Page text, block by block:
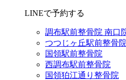
LINEで予約する
調布駅前整骨院 南口
つつじヶ丘駅前整骨院
国領駅前整骨院
西調布駅前整骨院
国領狛江通り整骨院